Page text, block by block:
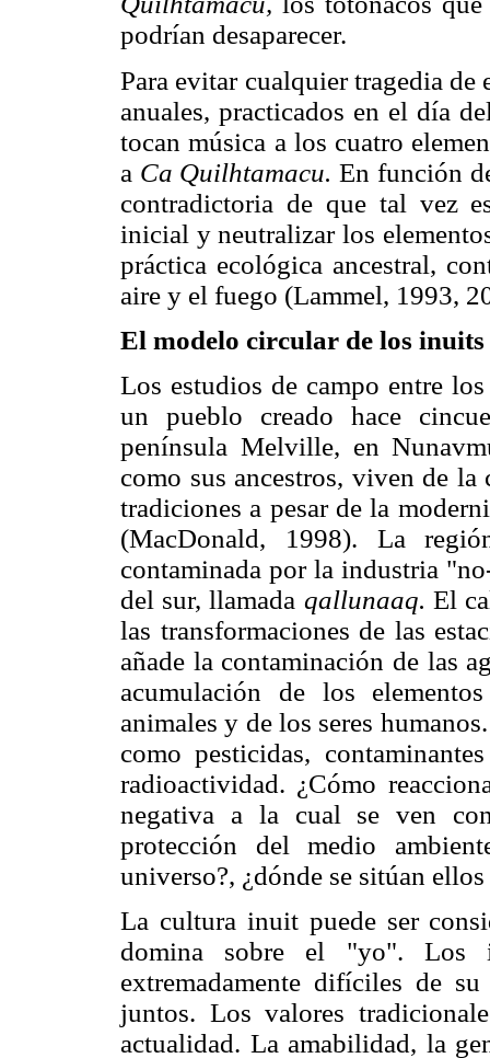
podrían desaparecer.
Para evitar cualquier tragedia de
anuales, practicados en el día
tocan música a los cuatro
a Ca Quilhtamacu. En función
contradictoria de que tal vez
inicial y neutralizar los
práctica ecológica ancestral,
aire y el fuego (Lammel, 1993,
El modelo circular de los
Los estudios de campo entre
un pueblo creado hace
península Melville, en
como sus ancestros, viven de la
tradiciones a pesar de la
(MacDonald, 1998). La
contaminada por la industria
del sur, llamada qallunaaq. El
las transformaciones de las
añade la contaminación de las
acumulación de los
animales y de los seres
como pesticidas,
radioactividad. ¿Cómo
negativa a la cual se ven
protección del medio
universo?, ¿dónde se sitúan
La cultura inuit puede ser
domina sobre el "yo". Los
extremadamente difíciles de
juntos. Los valores
actualidad. La amabilidad, la